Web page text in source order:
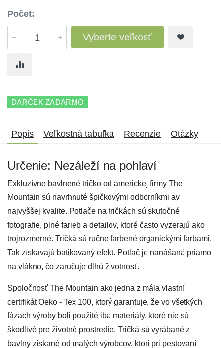
Počet:
Vyberte veľkosť
DARČEK ZADARMO
Popis Veľkostná tabuľka Recenzie Otázky
Určenie: Nezáleží na pohlaví
Exkluzívne bavlnené tričko od americkej firmy The
Mountain sú navrhnuté špičkovými odborníkmi av
najvyššej kvalite. Potlače na tričkách sú skutočné
fotografie, plné farieb a detailov, ktoré často vyzerajú ako
trojrozmerné. Tričká sú ručne farbené organickými farbami.
Tak získavajú batikovaný efekt. Potlač je nanášaná priamo
na vlákno, čo zaručuje dlhú životnosť.
Spoločnosť The Mountain ako jedna z mála vlastní
certifikát Oeko - Tex 100, ktorý garantuje, že vo všetkých
fázach výroby boli použité iba materiály, ktoré nie sú
škodlivé pre životné prostredie. Tričká sú vyrábané z
bavlny získané od malých výrobcov, ktorí pri pestovaní